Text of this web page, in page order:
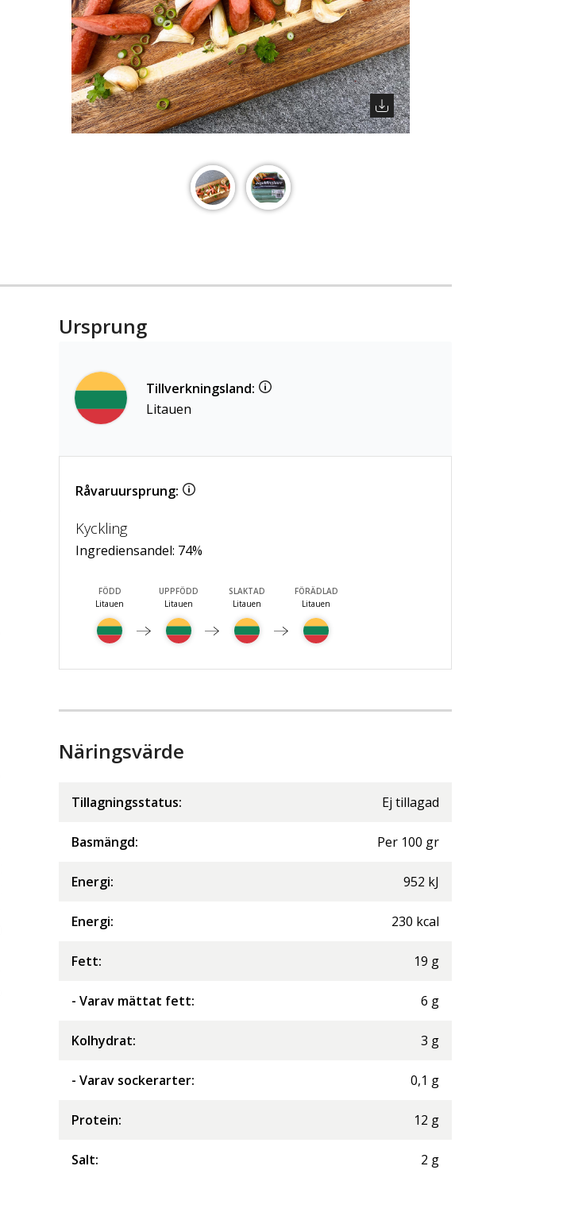
Ursprung
Tillverkningsland:
Litauen
Råvaruursprung:
Kyckling
Ingrediensandel: 74%
FÖDD
Litauen
UPPFÖDD
Litauen
SLAKTAD
Litauen
FÖRÄDLAD
Litauen
Näringsvärde
Tillagningsstatus: Ej tillagad
Basmängd: Per 100 gr
Energi: 952 kJ
Energi: 230 kcal
Fett: 19 g
- Varav mättat fett: 6 g
Kolhydrat: 3 g
- Varav sockerarter: 0,1 g
Protein: 12 g
Salt: 2 g